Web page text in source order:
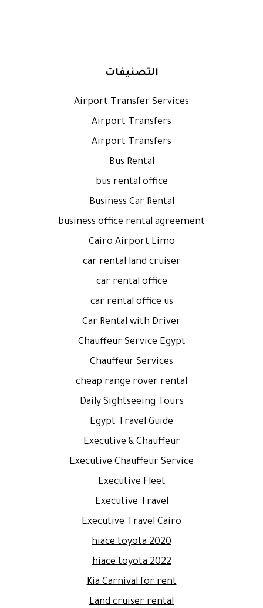
التصنيفات
Airport Transfer Services
Airport Transfers
Airport Transfers
Bus Rental
bus rental office
Business Car Rental
business office rental agreement
Cairo Airport Limo
car rental land cruiser
car rental office
car rental office us
Car Rental with Driver
Chauffeur Service Egypt
Chauffeur Services
cheap range rover rental
Daily Sightseeing Tours
Egypt Travel Guide
Executive & Chauffeur
Executive Chauffeur Service
Executive Fleet
Executive Travel
Executive Travel Cairo
hiace toyota 2020
hiace toyota 2022
Kia Carnival for rent
Land cruiser rental